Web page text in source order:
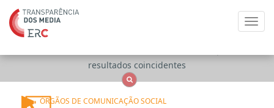
resultados coincidentes
ÓRGÃOS DE COMUNICAÇÃO SOCIAL